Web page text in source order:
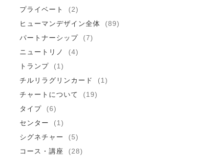
プライベート
(2)
ヒューマンデザイン全体
(89)
パートナーシップ
(7)
ニュートリノ
(4)
トランプ
(1)
チルリラグリンカード
(1)
チャートについて
(19)
タイプ
(6)
センター
(1)
シグネチャー
(5)
コース・講座
(28)